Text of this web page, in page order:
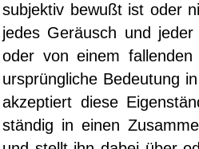
subjektiv bewußt ist oder
jedes Geräusch und
oder von einem
ursprüngliche Bedeutung
akzeptiert diese
ständig in einen